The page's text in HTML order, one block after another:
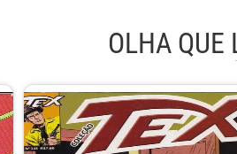
OLHA QUE